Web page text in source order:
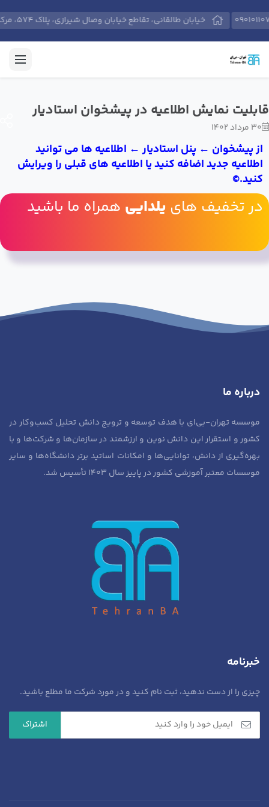
خیابان طالقانی، تقاطع خیابان وصال شیرازی، پلاک 574، مرکز آموزش‌های حرفه‌ای مدیران و کارکنان دانشگاه تهران.
قابلیت نمایش اطلاعیه در پیشخوان استادیار
30 مرداد 1402
از پیشخوان ← پنل استادیار ← اطلاعیه ها می توانید
اطلاعیه جدید اضافه کنید یا اطلاعیه های قبلی را ویرایش
کنید.©
در تخفیف های یلدایی همراه ما باشید
درباره ما
موسسه تهران-بی‌ای با هدف توسعه و ترویج دانش تحلیل کسب‌وکار در
کشور و استقرار این دانش نوین و ارزشمند در سازمان‌ها و شرکت‌ها و با
بهره‌گیری از دانش، توانایی‌ها و امکانات اساتید برتر دانشگاه‌ها و سایر
موسسات معتبر آموزشی کشور در پاییز سال ۱۴۰۳ تأسیس شد.
خبرنامه
چیزی را از دست ندهید، ثبت نام کنید و در مورد شرکت ما مطلع باشید.